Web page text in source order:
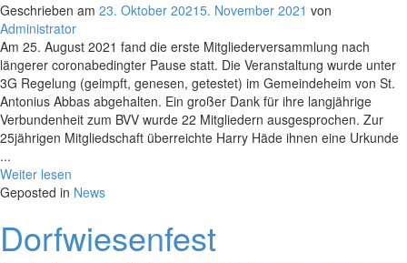
Geschrieben am 23. Oktober 20215. November 2021 von
Administrator
Am 25. August 2021 fand die erste Mitgliederversammlung nach
längerer coronabedingter Pause statt. Die Veranstaltung wurde unter
3G Regelung (geimpft, genesen, getestet) im Gemeindeheim von St.
Antonius Abbas abgehalten. Ein großer Dank für ihre langjährige
Verbundenheit zum BVV wurde 22 Mitgliedern ausgesprochen. Zur
25jährigen Mitgliedschaft überreichte Harry Häde ihnen eine Urkunde
...
Weiter lesen
Geposted in News
Dorfwiesenfest